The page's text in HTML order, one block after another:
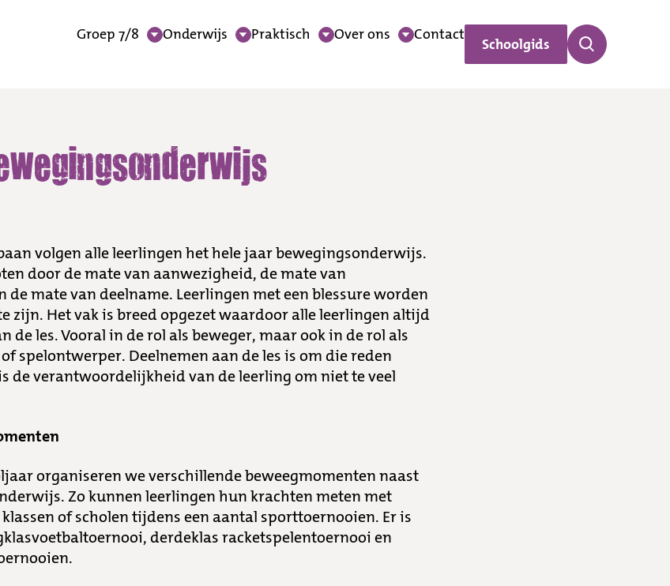
Groep 7/8 Onderwijs Praktisch Over ons Contact
Schoolgids
volgen alle leerlingen het hele jaar bewegingsonderwijs.
door de mate van aanwezigheid, de mate van
de mate van deelname. Leerlingen met een blessure worden
zijn. Het vak is breed opgezet waardoor alle leerlingen altijd
de les. Vooral in de rol als beweger, maar ook in de rol als
spelontwerper. Deelnemen aan de les is om die reden
de verantwoordelijkheid van de leerling om niet te veel
organiseren we verschillende beweegmomenten naast
Zo kunnen leerlingen hun krachten meten met
of scholen tijdens een aantal sporttoernooien. Er is
derdeklas racketspelentoernooi en